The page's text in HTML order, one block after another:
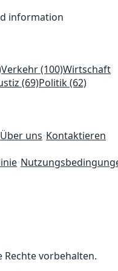
information
Verkehr(100)Wirtschaft
(69)Politik(62)
Über uns•Kontaktieren
•
Rechte vorbehalten.